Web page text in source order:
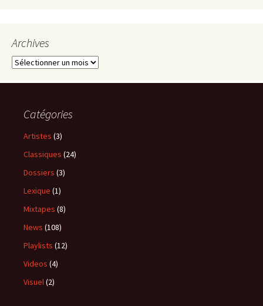
Archives
Archives
Catégories
Artistes (3)
Classiques (24)
Dossiers (3)
Lexique (1)
Mixtapes (8)
News (108)
Playlists (12)
Videos (4)
Visuel(2)